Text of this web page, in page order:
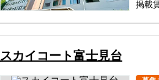
掲載
スカイコート富士見台